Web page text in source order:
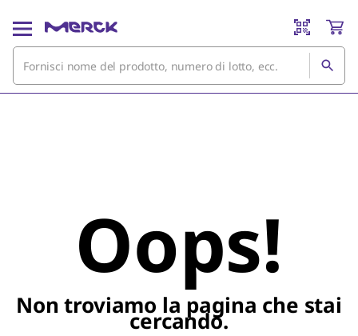
Oops!
Non troviamo la pagina che stai
cercando.